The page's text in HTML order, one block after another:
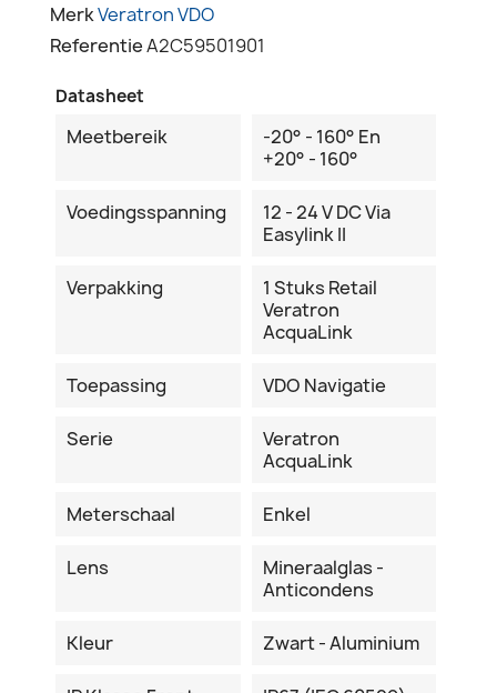
MerkVeratron VDO
ReferentieA2C59501901
Datasheet
Meetbereik
-20° - 160° En
+20° - 160°
Voedingsspanning
12 - 24 V DC Via
Easylink II
Verpakking
1 Stuks Retail
Veratron
AcquaLink
Toepassing VDO Navigatie
Serie
Veratron
AcquaLink
Meterschaal Enkel
Lens
Mineraalglas -
Anticondens
Kleur Zwart - Aluminium